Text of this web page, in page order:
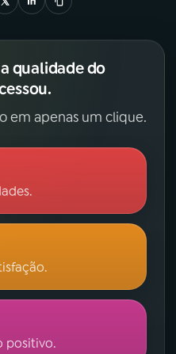
Facebook
qualidade do
em apenas um clique.
positivo.